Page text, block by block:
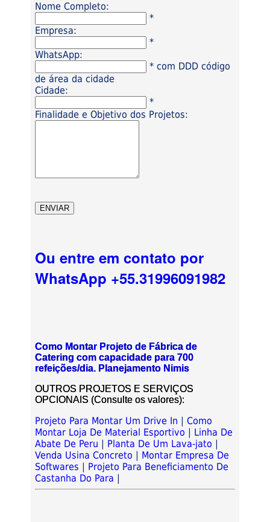
Nome Completo:
*
Empresa:
*
WhatsApp:
* com DDD código
de área da cidade
Cidade:
*
Finalidade e Objetivo dos Projetos:
Ou entre em contato por
WhatsApp +55.31996091982
Como Montar Projeto de Fábrica de
Catering com capacidade para 700
refeições/dia. Planejamento Nimis
OUTROS PROJETOS E SERVIÇOS
OPCIONAIS (Consulte os valores):
Projeto Para Montar Um Drive In |Como
Montar Loja De Material Esportivo
Linha De
Abate De Peru
Planta De Um Lava-jato
Venda Usina Concreto
Montar Empresa De
Softwares
Projeto Para Beneficiamento De
Castanha Do Para